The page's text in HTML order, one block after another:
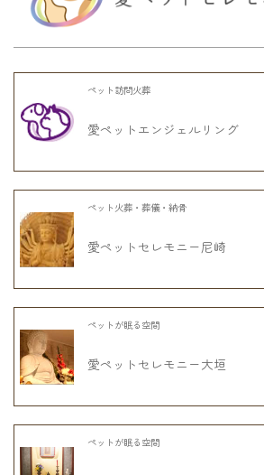
ペット訪問火葬
愛ペットエンジェルリング
ペット火葬・葬儀・納骨
愛ペットセレモニー尼崎
ペットが眠る空間
愛ペットセレモニー大垣
ペットが眠る空間